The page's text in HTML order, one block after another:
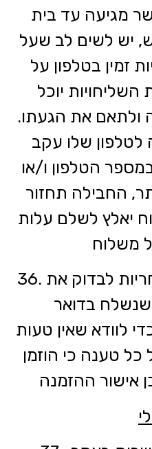
מגיעה עד בית
יש לשים לב שעל
זמין בטלפון על
יוכל
ולתאם את הגעתו.
לטלפון שלו עקב
הטלפון ו/או
החבילה תחזור
יאלץ לשלם עלות
36. על הלקוח מוטל האחריות לבדוק את
בדואר
לוודא שאין טעות
טענה כי הוזמן